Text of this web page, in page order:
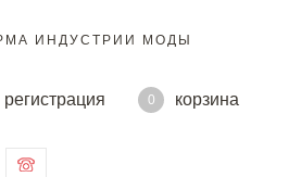
ИНДУСТРИИ МОДЫ
регистрация 0
корзина